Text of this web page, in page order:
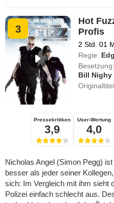
3
Hot
Profis
2 Std. 01
Regie:
Besetzung:
Bill Nighy
Pressekritiken
3,9
User-Wertung
4,0
Nicholas Angel (Simon Pegg)
besser als jeder seiner
sich: Im Vergleich mit ihm sieht
Polizei einfach schlecht aus.